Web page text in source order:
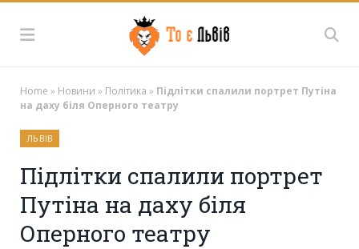
Home » Новини » Політика » Підлітки спалили портрет Путіна
на даху біля Оперного театру
ЛЬВІВ
Підлітки спалили портрет
Путіна на даху біля
Оперного театру